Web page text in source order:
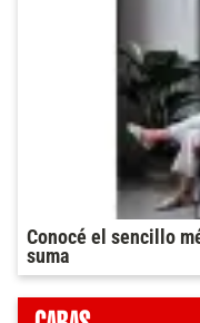
Conocé el sencillo
suma